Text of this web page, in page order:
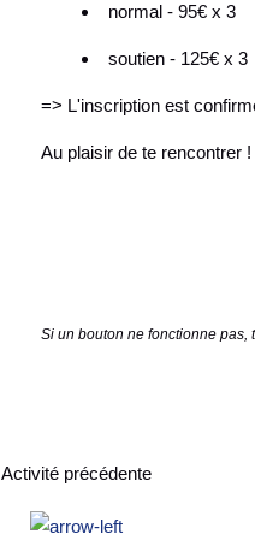
normal - 95€ x 3
soutien - 125€ x 3
=> L'inscription est
Au plaisir de te rencontrer !
Si un bouton ne fonctionne pas,
Activité précédente